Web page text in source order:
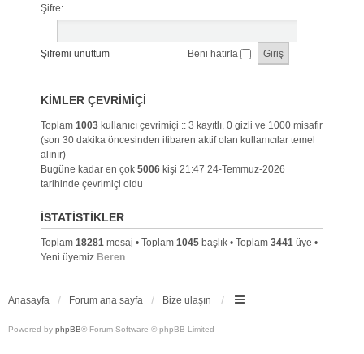
Şifre:
Şifremi unuttum Beni hatırla
KIMLER ÇEVRIMIÇI
Toplam 1003kullanıcı çevrimiçi :: 3 kayıtlı, 0 gizli ve 1000 misafir
(son 30 dakika öncesinden itibaren aktif olan kullanıcılar temel
alınır)
Bugüne kadar en çok 5006kişi 21:47 24-Temmuz-2026
tarihinde çevrimiçi oldu
İSTATISTIKLER
Toplam 18281mesaj • Toplam 1045başlık • Toplam 3441üye •
Yeni üyemiz Beren
Anasayfa Forum ana sayfa Bize ulaşın
Powered by phpBB® Forum Software © phpBB Limited